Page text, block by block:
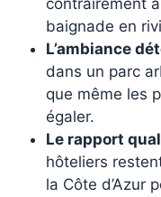
contrairement
baignade en
L’ambiance
dans un parc
que même les
égaler.
Le rapport
hôteliers
la Côte d’Azur